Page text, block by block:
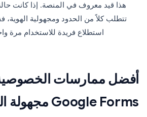
هذا قيد معروف في المنصة. إذا كانت
تتطلب كلاً من الحدود ومجهولية
استطلاع فريدة للاستخدام مرة
أفضل ممارسات
Google Forms مجهولة الهوية